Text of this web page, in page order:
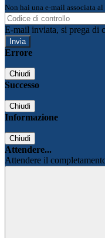
Non hai una e-mail associata
E-mail inviata, si prega di
Errore
Chiudi
Successo
Chiudi
Informazione
Chiudi
Attendere...
Attendere il